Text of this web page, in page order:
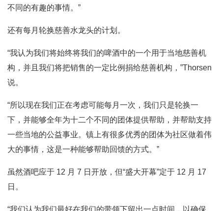
不同的有趣的事情。”
还有每月轮换慈善水龙头的计划。
“我认为我们将始终将我们的啤酒中的一个用于当地慈善机
构，并且我们将把销售的一定比例捐给慈善机构，”Thorsen
说。
“所以现在我们正在考虑可能每月一次，我们只是轮换一
下，并能够全年为十二个不同的团体提供帮助，并帮助支持
一些当地的公益事业。镇上有很多优秀的团体为社区做着伟
大的事情，这是一种能够帮助回馈的方式。”
虽然酒吧应于 12 月 7 日开放，但“盛大开幕”定于 12 月 17
日。
“我们认为我们最好在我们的带领下留出一点时间，以确保